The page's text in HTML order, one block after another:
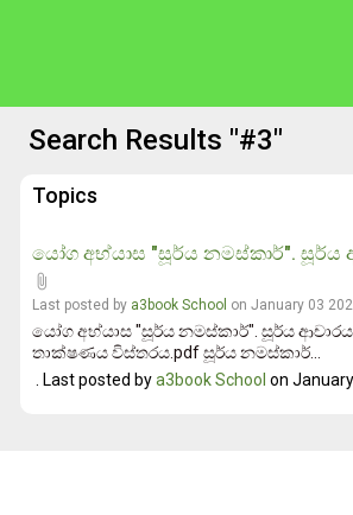
Search Results "#3"
Topics
යෝග අභ්යාස "සූර්ය නමස්කාර්". සූර්ය
attach_file
Last posted by a3book School on January 03
යෝග අභ්යාස "සූර්ය නමස්කාර්". සූර්ය
තාක්ෂණය විස්තරය.pdf සූර්ය නමස්කාර්...
. Last posted bya3book School on